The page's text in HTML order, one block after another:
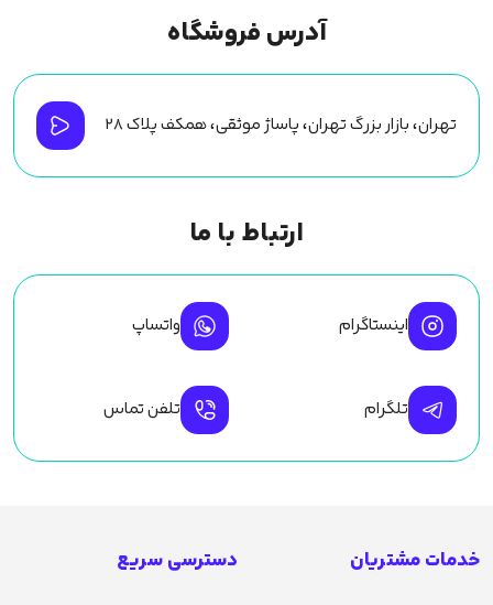
آدرس فروشگاه
تهران، بازار بزرگ تهران، پاساژ موثقی، همکف پلاک ۲۸
ارتباط با ما
اینستاگرام واتساپ
تلگرام تلفن تماس
خدمات مشتریان دسترسی سریع